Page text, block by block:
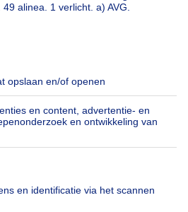
Tools
Belfius
Verzekeringen
Verhuis checklist
Volg ons